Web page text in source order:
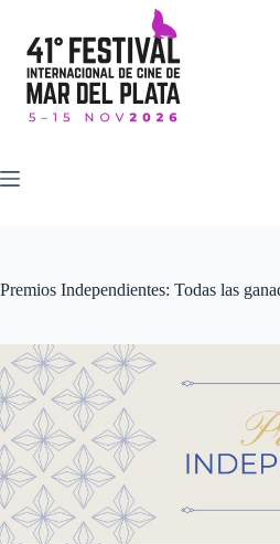
content
Premios Independientes: Todas las